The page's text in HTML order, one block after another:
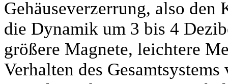
Gehäuseverzerrung, also den
die Dynamik um 3 bis 4
größere Magnete, leichtere
Verhalten des